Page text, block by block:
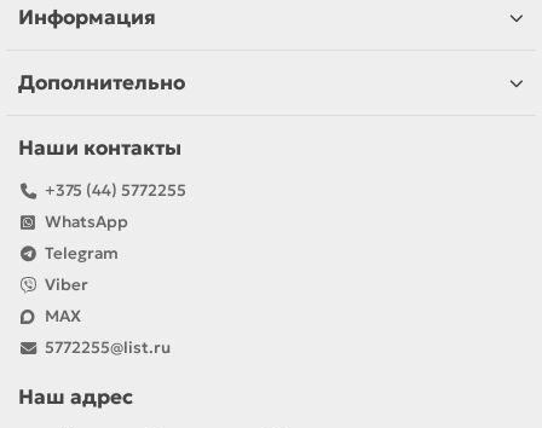
Информация
Дополнительно
Наши контакты
+375 (44) 5772255
WhatsApp
Telegram
Viber
MAX
5772255@list.ru
Наш адрес